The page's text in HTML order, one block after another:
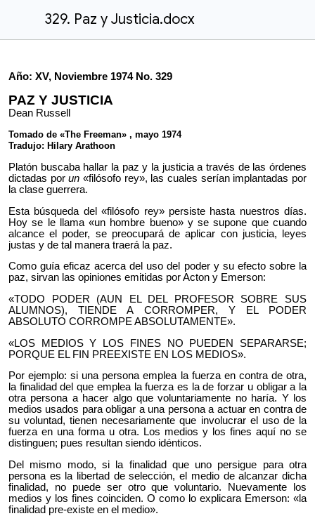
329. Paz y Justicia.docx
Año: XV, Noviembre 1974 No. 329
PAZ Y JUSTICIA
Dean Russell
Tomado de «The Freeman» , mayo 1974
Tradujo: Hilary Arathoon
Platón buscaba hallar la paz y la justicia a través de las órdenes
dictadas porun «filósofo rey», las cuales serían implantadas por
la clase guerrera.
Esta búsqueda del «filósofo rey» persiste hasta nuestros días.
Hoy se le llama «un hombre bueno» y se supone que cuando
alcance el poder, se preocupará de aplicar con justicia, leyes
justas y de tal manera traerá la paz.
Como guía eficaz acerca del uso del poder y su efecto sobre la
paz, sirvan las opiniones emitidas por Acton y Emerson:
«TODO PODER (AUN EL DEL PROFESOR SOBRE SUS
ALUMNOS), TIENDE A CORROMPER, Y EL PODER
ABSOLUTO CORROMPE ABSOLUTAMENTE».
«LOS MEDIOS Y LOS FINES NO PUEDEN SEPARARSE;
PORQUE EL FIN PRE­EXISTE EN LOS MEDIOS».
Por ejemplo: si una persona emplea la fuerza en contra de otra,
la finalidad del que emplea la fuerza es la de forzar u obligar a la
otra persona a hacer algo que voluntariamente no haría. Y los
medios usados para obligar a una persona a actuar en contra de
su voluntad, tienen necesariamente que involucrar el uso de la
fuerza en una forma u otra. Los medios y los fines aquí no se
distinguen; pues resultan siendo idénticos.
Del mismo modo, si la finalidad que uno persigue para otra
persona es la libertad de selección, el medio de alcanzar dicha
finalidad, no puede ser otro que voluntario. Nuevamente los
medios y los fines coinciden. O como lo explicara Emerson: «la
finalidad pre-existe en el medio».